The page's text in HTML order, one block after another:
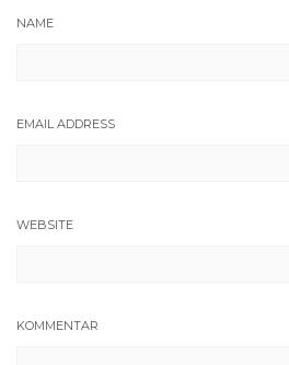
NAME
EMAIL ADDRESS
WEBSITE
KOMMENTAR